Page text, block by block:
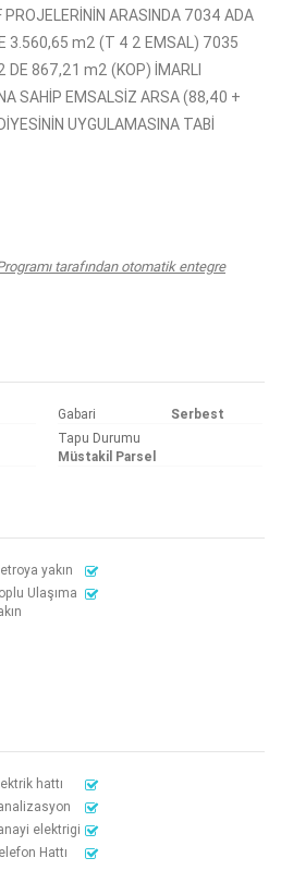
PROJELERİNİN ARASINDA 7034 ADA
3.560,65 m2 (T 4 2 EMSAL) 7035
DE 867,21 m2 (KOP) İMARLI
SAHİP EMSALSİZ ARSA (88,40 +
UYGULAMASINA TABİ
tarafından otomatik entegre
Gabari
Serbest
Tapu Durumu
Müstakil Parsel
yakın
Ulaşıma
hattı
elektrigi
Hattı